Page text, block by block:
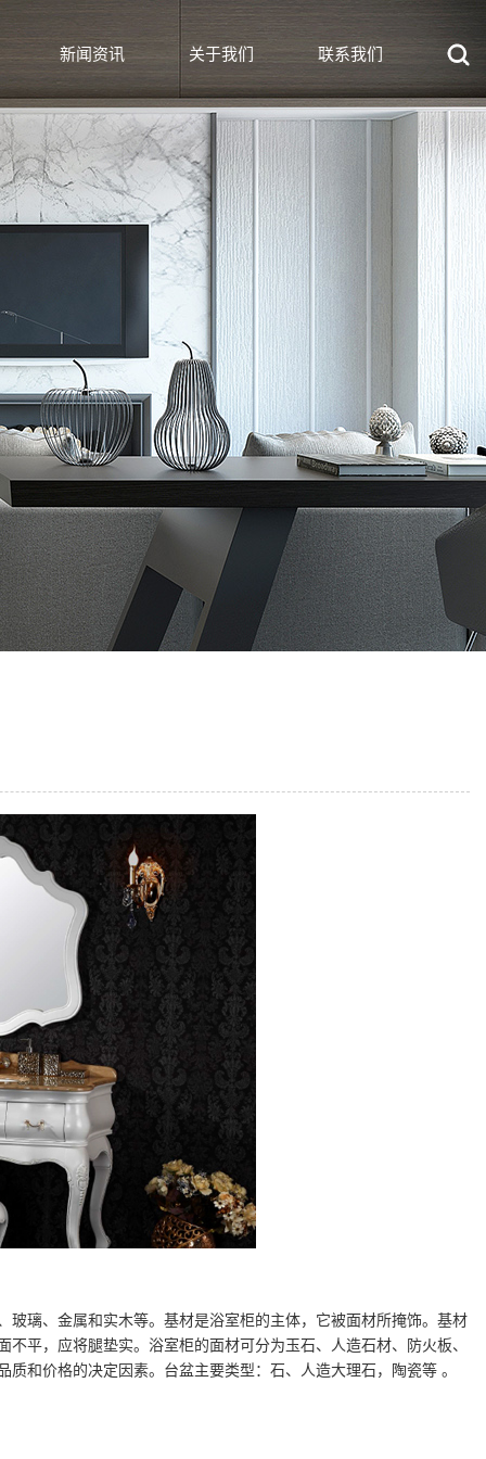
新闻资讯 关于我们 联系我们
璃、金属和实木等。基材是浴室柜的主体，它被面材所掩饰。基材
平，应将腿垫实。浴室柜的面材可分为玉石、人造石材、防火板、
和价格的决定因素。台盆主要类型：石、人造大理石，陶瓷等 。